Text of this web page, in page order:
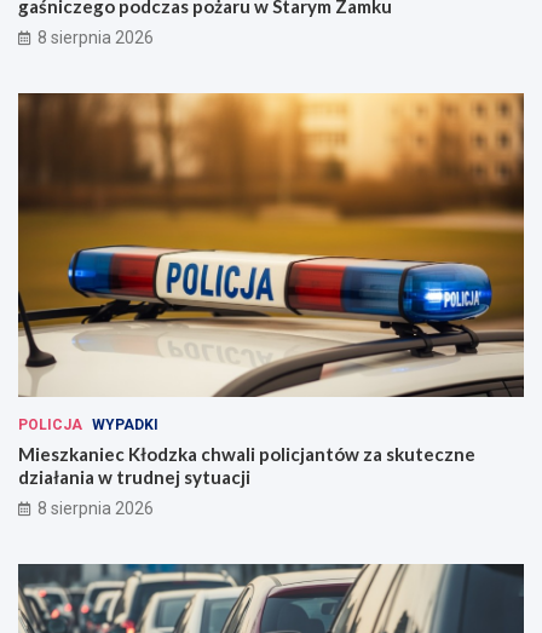
gaśniczego podczas pożaru w Starym Zamku
8 sierpnia 2026
POLICJA WYPADKI
Mieszkaniec Kłodzka chwali policjantów za skuteczne
działania w trudnej sytuacji
8 sierpnia 2026